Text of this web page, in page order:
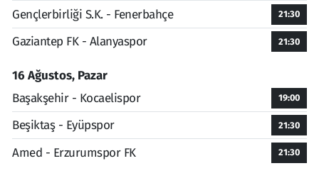
Gençlerbirliği S.K. - Fenerbahçe 21:30
Gaziantep FK - Alanyaspor 21:30
16 Ağustos, Pazar
Başakşehir - Kocaelispor
19:00
Beşiktaş - Eyüpspor 21:30
Amed - Erzurumspor FK 21:30